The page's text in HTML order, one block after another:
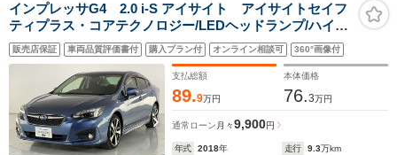
インプレッサG4 2.0 i-S アイサイト アイサイトセイフ
ティプラス・コアテクノロジー/LEDヘッドランプ/ハイビ
ームアシスト/後側方警戒/前席パワーシート/サイド・バッ
クカメラ/純正DIATONEビルトインナビ/ETC2.0/純正ドラ
販売店保証 車両品質評価書付 購入プラン付 オンライン相談可 360°画像付
支払総額
89.9万円
本体価格
76.3万円
通常ローン 月々9,900円
年式 2018年 走行 9.3万km